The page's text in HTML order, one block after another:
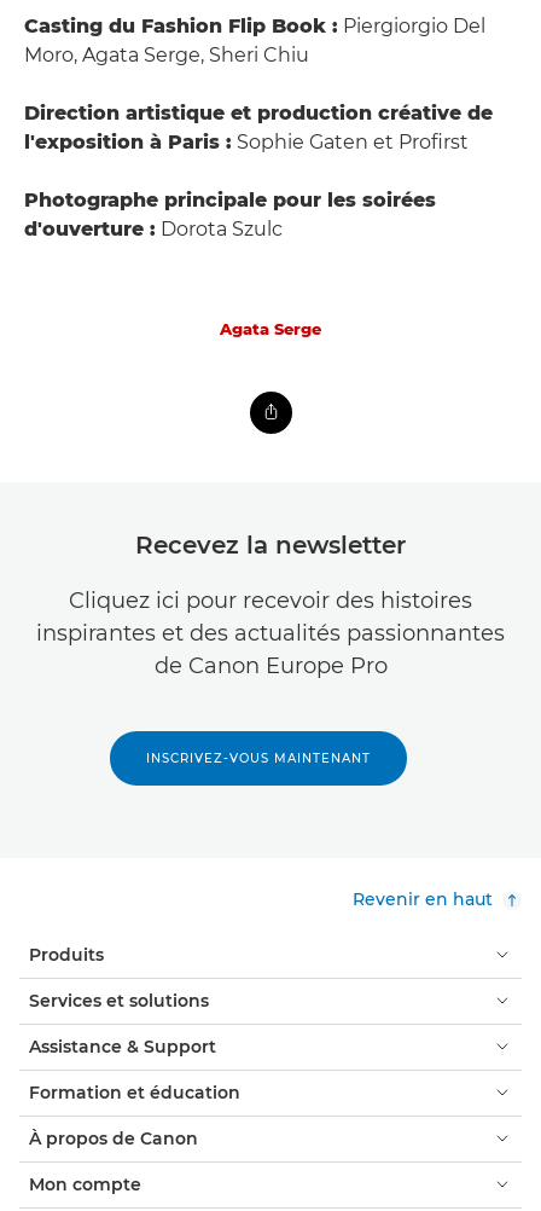
Casting du Fashion Flip Book : Piergiorgio Del
Moro, Agata Serge, Sheri Chiu
Direction artistique et production créative de
l'exposition à Paris : Sophie Gaten et Profirst
Photographe principale pour les soirées
d'ouverture : Dorota Szulc
Agata Serge
Recevez la newsletter
Cliquez ici pour recevoir des histoires
inspirantes et des actualités passionnantes
de Canon Europe Pro
INSCRIVEZ-VOUS MAINTENANT
Revenir en haut
Produits
Services et solutions
Assistance & Support
Formation et éducation
À propos de Canon
Mon compte